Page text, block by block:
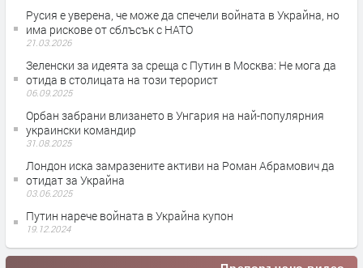
Русия е уверена, че може да спечели войната в Украйна, но
има рискове от сблъсък с НАТО
21.03.2026
Зеленски за идеята за среща с Путин в Москва: Не мога да
отида в столицата на този терорист
06.09.2025
Орбан забрани влизането в Унгария на най-популярния
украински командир
31.08.2025
Лондон иска замразените активи на Роман Абрамович да
отидат за Украйна
03.06.2025
Путин нарече войната в Украйна купон
19.12.2024